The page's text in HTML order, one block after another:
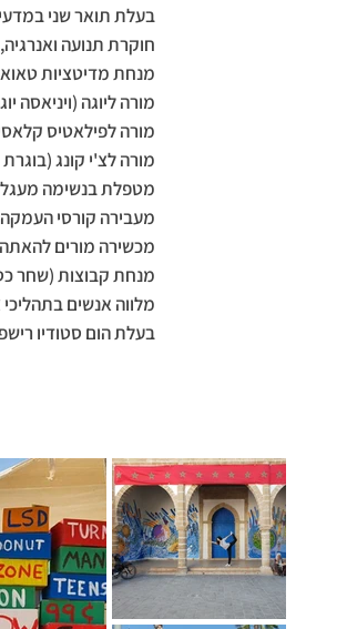
בעלת תואר שני
חוקרת תנועה
מנחת מדיטציות
מורה ליוגה (ויניאסה
מורה לפילאטיס
מורה לצ'י קונג
מטפלת בנשימה
מעבירה קורסי העמקה
מכשירה מורים להאתה
מנחת קבוצות (שחר
מלווה אנשים בתהליכי
בעלת הום סטודיו